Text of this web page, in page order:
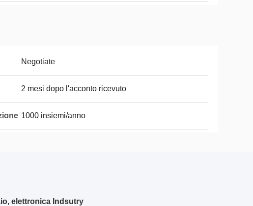
Negotiate
2 mesi dopo l'acconto ricevuto
1000 insiemi/anno
elettronica Indsutry